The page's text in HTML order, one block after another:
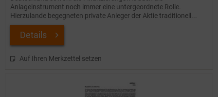
Anlageinstrument noch immer eine untergeordnete Rolle.
Hierzulande begegneten private Anleger der Aktie traditionell...
Details
Auf Ihren Merkzettel setzen